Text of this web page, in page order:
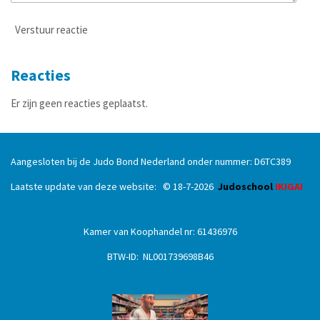
Verstuur reactie
Reacties
Er zijn geen reacties geplaatst.
Aangesloten bij de Judo Bond Nederland onder nummer: D6TC389
Laatste update van deze website: © 18-7-2026 Judoschool IKIGAI
Kamer van Koophandel nr: 61436976
BTW-ID: NL001739698B46